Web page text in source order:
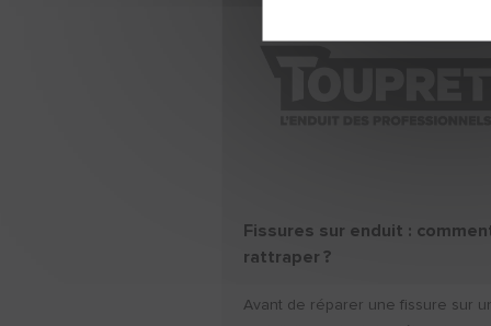
Fissures sur enduit :
rattraper ?
Avant de réparer une fissure sur